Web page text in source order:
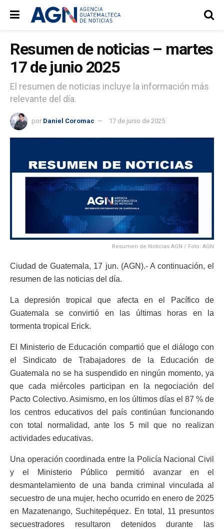
Resumen de noticias – martes
17 de junio 2025
El resumen de noticias incluye la información más
relevante del día.
por Daniel Coromac 17 de junio de 2025
Resumen de Noticias AGN / Foto: AGN
Ciudad de Guatemala, 17 jun. (AGN).- A continuación, el
resumen de las noticias del día.
La depresión tropical que afecta en el Pacífico de
Guatemala se convirtió en las últimas horas en la
tormenta tropical Erick.
El Ministerio de Educación compartió que el diálogo con
el Sindicato de Trabajadores de la Educación de
Guatemala no se ha suspendido en ningún momento, ya
que cada miércoles participan en la negociación del
Pacto Colectivo. Asimismo, en los últimos días el 87 % de
los centros educativos del país continúan funcionando
con total normalidad, ante los 5 mil que no realizan
actividades educativas.
Una operación coordinada entre la Policía Nacional Civil
y el Ministerio Público permitió avanzar en el
desmantelamiento de una banda criminal vinculada al
secuestro de una mujer, hecho ocurrido en enero de 2025
en Mazatenango, Suchitepéquez. En total, 11 presuntos
secuestradores resultaron detenidos durante las